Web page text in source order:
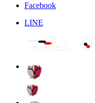
Facebook
LINE